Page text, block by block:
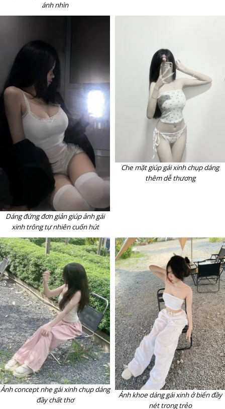
ánh nhìn
Dáng đứng đơn giản giúp ảnh gái
xinh trông tự nhiên cuốn hút
Che mặt giúp gái xinh chụp dáng
thêm dễ thương
Ảnh concept nhẹ gái xinh chụp dáng
đầy chất thơ
Ảnh khoe dáng gái xinh ở biển đầy
nét trong trẻo